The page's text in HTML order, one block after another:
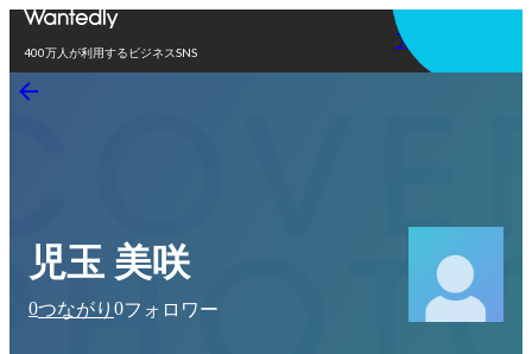
400万人が利用するビジネスSNS
アプリを使う
児玉 美咲
0つながり 0フォロワー